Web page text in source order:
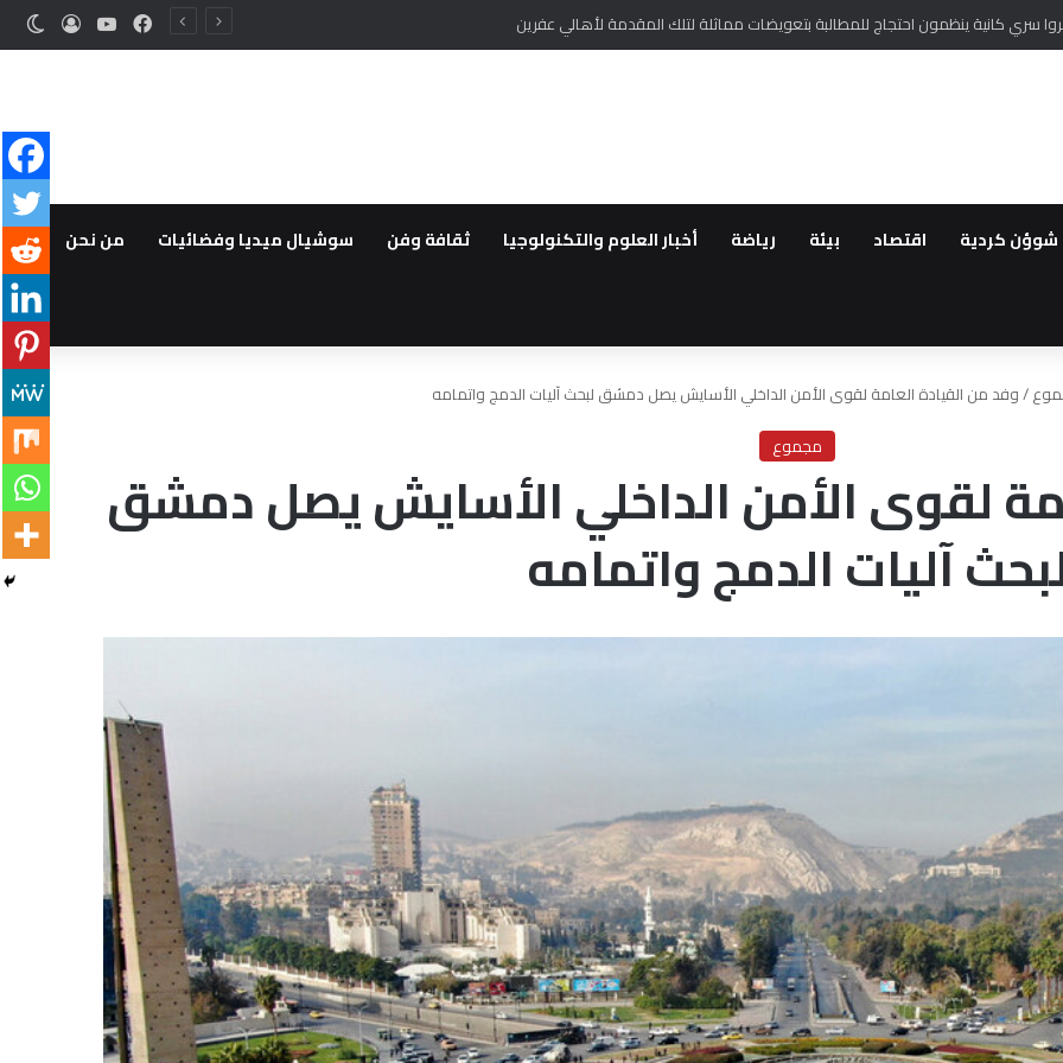
الانتهاكات بحق الكرد في كري سبي شمال سوريا فيسبوك‫YouTube
تسجيل
شوؤن كردية اقتصاد بيئة رياضة أخبار العلوم والتكنولوجيا ثقافة وفن سوشيال ميديا وفضائيات من نحن
/وفد من القيادة العامة لقوى الأمن الداخلي الأسايش يصل دمشق لبحث آليات الدمج واتمامه
مجموع
لقوى الأمن الداخلي الأسايش يصل دمشق
آليات الدمج واتمامه